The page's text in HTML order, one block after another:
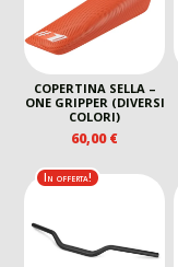
COPERTINA SELLA –
ONE GRIPPER (DIVERSI
COLORI)
60,00€
In offerta!